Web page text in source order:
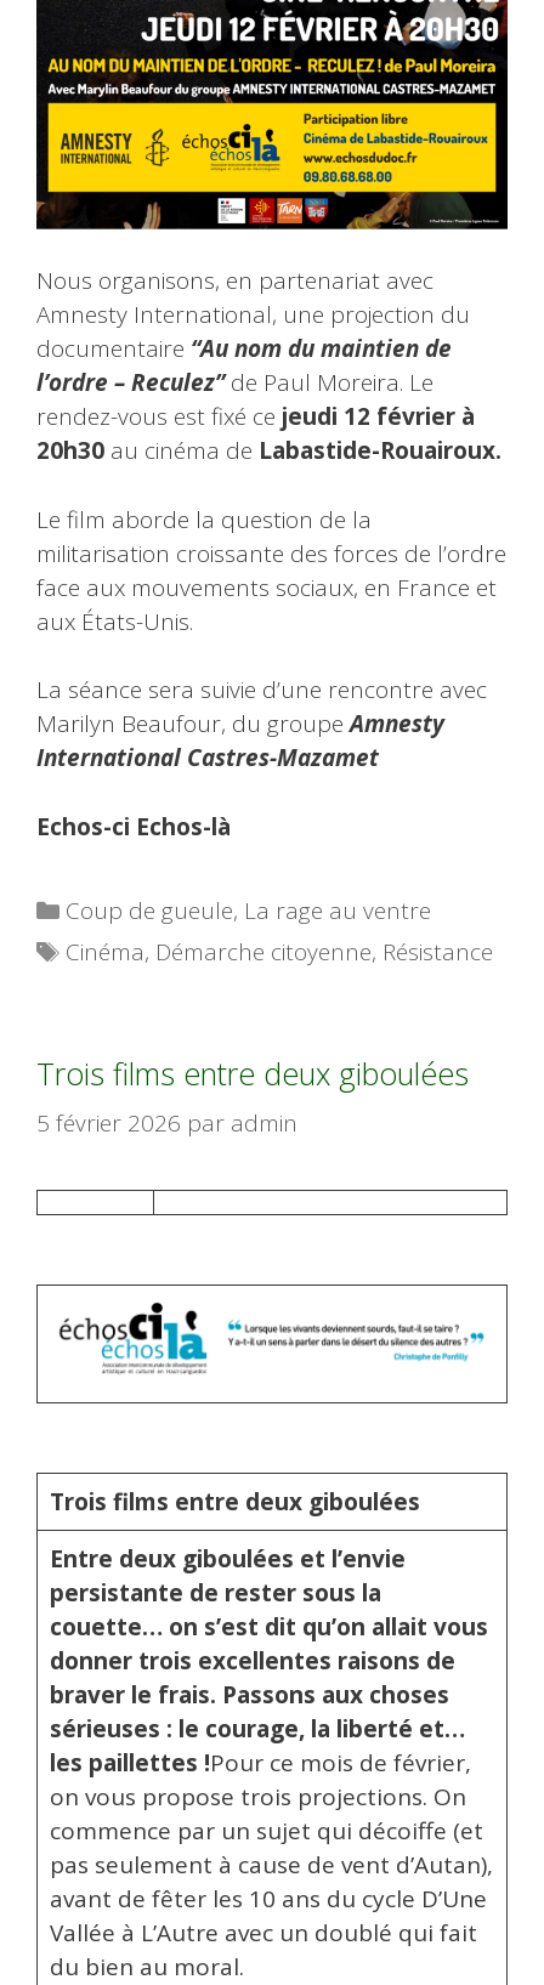
Nous organisons, en partenariat avec
Amnesty International, une projection du
documentaire “Au nom du maintien de
l’ordre – Reculez”de Paul Moreira. Le
rendez-vous est fixé ce jeudi 12 février à
20h30 au cinéma de Labastide-Rouairoux.
Le film aborde la question de la
militarisation croissante des forces de l’ordre
face aux mouvements sociaux, en France et
aux États-Unis.
La séance sera suivie d’une rencontre avec
Marilyn Beaufour, du groupeAmnesty
International Castres-Mazamet
Echos-ci Echos-là
Catégories
Coup de gueule, La rage au ventre
Étiquettes
Cinéma, Démarche citoyenne, Résistance
Trois films entre deux giboulées
5 février 2026 par admin
Trois films entre deux giboulées
Entre deux giboulées et l’envie
persistante de rester sous la
couette… on s’est dit qu’on allait vous
donner trois excellentes raisons de
braver le frais. Passons aux choses
sérieuses : le courage, la liberté et…
les paillettes !Pour ce mois de février,
on vous propose trois projections. On
commence par un sujet qui décoiffe (et
pas seulement à cause de vent d’Autan),
avant de fêter les 10 ans du cycle D’Une
Vallée à L’Autre avec un doublé qui fait
du bien au moral.